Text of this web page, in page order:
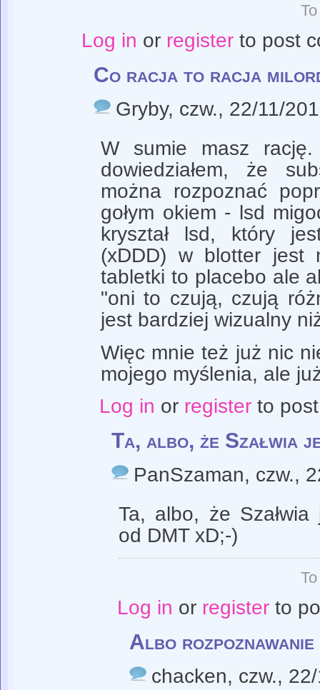
Log in or registerto post
Co racja to racja
Gryby, czw., 22/11/
W sumie masz
dowiedziałem, że
można rozpoznać
gołym okiem - lsd
kryształ lsd, który
(xDDD) w blotter jest
tabletki to placebo ale
"oni to czują, czują
jest bardziej wizualny
Więc mnie też już nic
mojego myślenia, ale
Log in or registerto post
Ta, albo, że Szałwia
PanSzaman, czw.,
Ta, albo, że
od DMT xD;-)
Log in or registerto
Albo
chacken, czw.,